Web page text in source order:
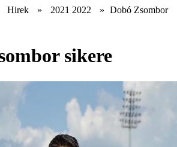
Hirek » 2021 2022 » Dobó Zsombor
sikere